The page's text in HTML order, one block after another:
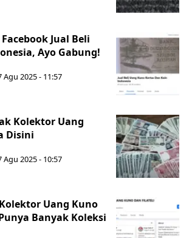
Jual Beli
Ayo Gabung!
Agu 2025 - 11:57
Kolektor Uang
Disini
Agu 2025 - 10:57
Uang Kuno
Banyak Koleksi